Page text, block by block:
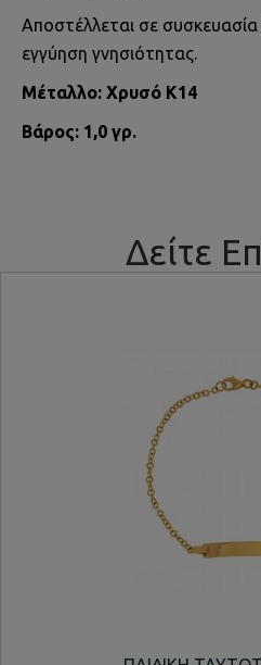
Αποστέλλεται σε
εγγύηση γνησιότητας.
Μέταλλο: Χρυσό Κ14
Βάρος: 1,0 γρ.
Δείτε